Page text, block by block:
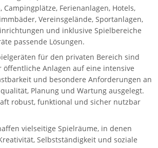
Campingplätze, Ferienanlagen, Hotels,
Vereinsgelände, Sportanlagen,
und inklusive Spielbereiche
passende Lösungen.
für den privaten Bereich sind
öffentliche Anlagen auf eine intensive
und besondere Anforderungen an
Planung und Wartung ausgelegt.
robust, funktional und sicher nutzbar
vielseitige Spielräume, in denen
Selbstständigkeit und soziale